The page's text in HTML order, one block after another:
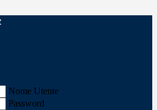
Nome Utente
Password